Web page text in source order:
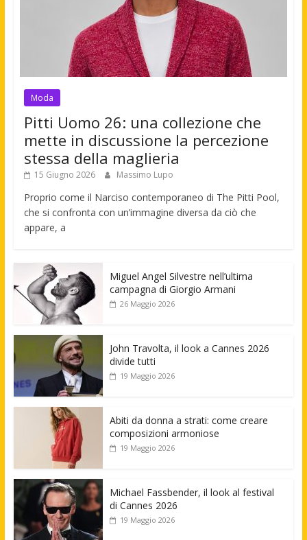
Moda
Pitti Uomo 26: una collezione che
mette in discussione la percezione
stessa della maglieria
15 Giugno 2026 Massimo Lupo
Proprio come il Narciso contemporaneo di The Pitti Pool,
che si confronta con un’immagine diversa da ciò che
appare, a
Miguel Angel Silvestre nell’ultima
campagna di Giorgio Armani
26 Maggio 2026
John Travolta, il look a Cannes 2026
divide tutti
19 Maggio 2026
Abiti da donna a strati: come creare
composizioni armoniose
19 Maggio 2026
Michael Fassbender, il look al festival
di Cannes 2026
19 Maggio 2026